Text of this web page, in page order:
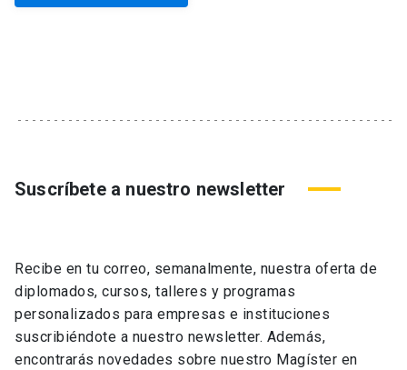
Suscríbete a nuestro newsletter
Recibe en tu correo, semanalmente, nuestra oferta de
diplomados, cursos, talleres y programas
personalizados para empresas e instituciones
suscribiéndote a nuestro newsletter. Además,
encontrarás novedades sobre nuestro Magíster en